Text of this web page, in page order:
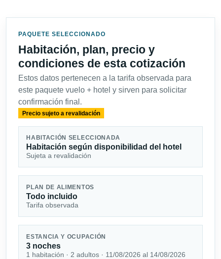
PAQUETE SELECCIONADO
Habitación, plan, precio y
condiciones de esta cotización
Estos datos pertenecen a la tarifa observada para
este paquete vuelo + hotel y sirven para solicitar
confirmación final.
Precio sujeto a revalidación
HABITACIÓN SELECCIONADA
Habitación según disponibilidad del hotel
Sujeta a revalidación
PLAN DE ALIMENTOS
Todo incluido
Tarifa observada
ESTANCIA Y OCUPACIÓN
3 noches
1 habitación · 2 adultos · 11/08/2026 al 14/08/2026